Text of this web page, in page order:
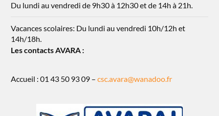
Du lundi au vendredi de 9h30 à 12h30 et de 14h à 21h.
Vacances scolaires: Du lundi au vendredi 10h/12h et
14h/18h.
Les contacts AVARA :
Accueil : 01 43 50 93 09 –csc.avara@wanadoo.fr